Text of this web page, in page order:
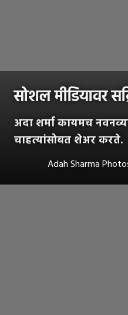
सोशल मीडियावर
अदा शर्मा कायमच
चाहत्यांसोबत शेअर करते.
Adah Sharma